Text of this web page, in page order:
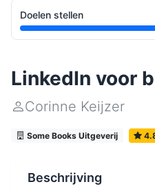
Doelen stellen
LinkedIn voor
Corinne Keijzer
Some Books Uitgeverij
Beschrijving